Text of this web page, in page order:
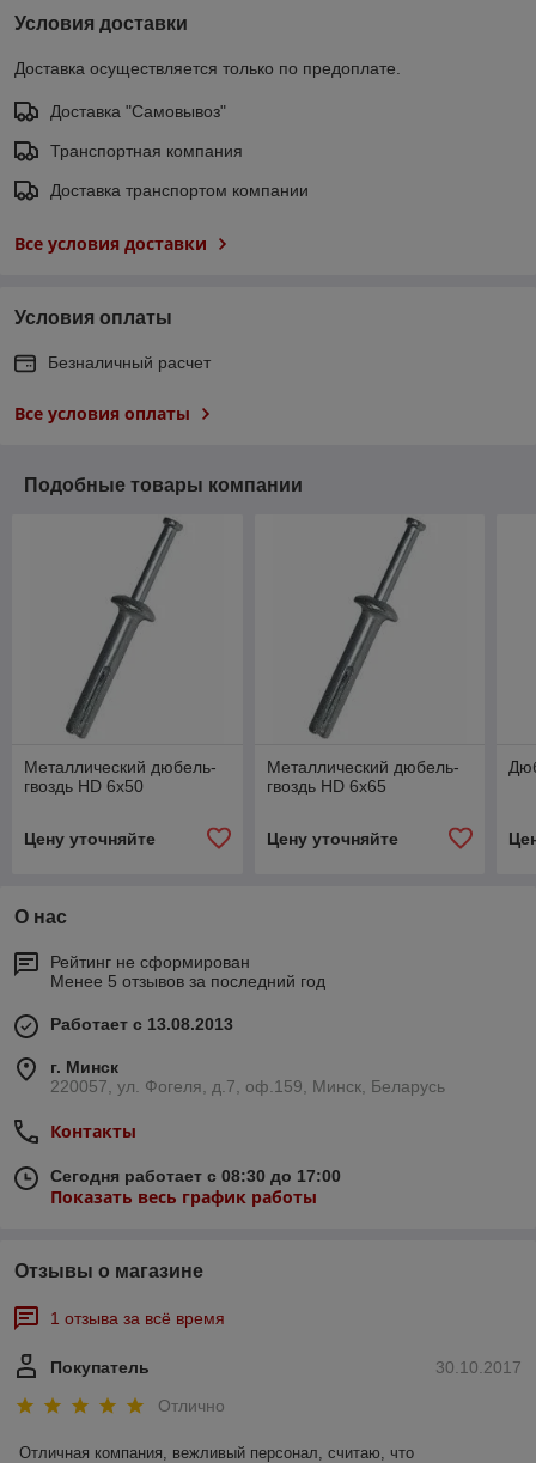
Условия доставки
Доставка осуществляется только по предоплате.
Доставка "Самовывоз"
Транспортная компания
Доставка транспортом компании
Все условия доставки
Условия оплаты
Безналичный расчет
Все условия оплаты
Подобные товары компании
Металлический дюбель-
гвоздь HD 6х50
Цену уточняйте
Металлический дюбель-
гвоздь HD 6х65
Цену уточняйте
О нас
Рейтинг не сформирован
Менее 5 отзывов за последний год
Работает с 13.08.2013
г. Минск
220057, ул. Фогеля, д.7, оф.159, Минск, Беларусь
Контакты
Сегодня работает с 08:30 до 17:00
Показать весь график работы
Отзывы о магазине
1 отзыва за всё время
30.10.2017
Покупатель
Отлично
Отличная компания, вежливый персонал, считаю, что